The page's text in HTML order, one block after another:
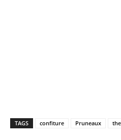
TAGS confiture Pruneaux